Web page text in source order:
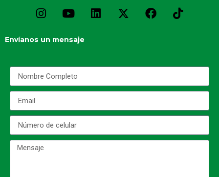
Envíanos un mensaje